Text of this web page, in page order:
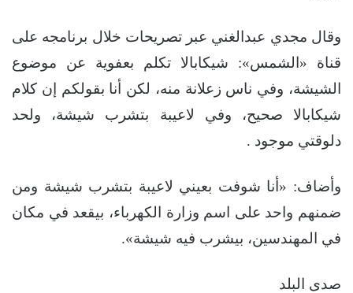
وقال مجدي عبدالغني عبر تصريحات خلال برنامجه على
قناة «الشمس»: شيكابالا تكلم بعفوية عن موضوع
الشيشة، وفي ناس زعلانة منه، لكن أنا بقولكم إن كلام
شيكابالا صحيح، وفي لاعيبة بتشرب شيشة، ولحد
دلوقتي موجود .
وأضاف: «أنا شوفت بعيني لاعيبة بتشرب شيشة ومن
ضمنهم واحد على اسم وزارة الكهرباء، بيقعد في مكان
في المهندسين، بيشرب فيه شيشة».
صدى البلد